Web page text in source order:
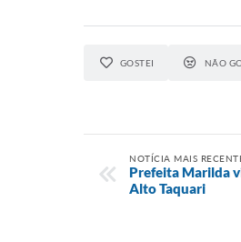
GOSTEI NÃO
NOTÍCIA MAIS
Prefeita Marilda
Alto Taquari